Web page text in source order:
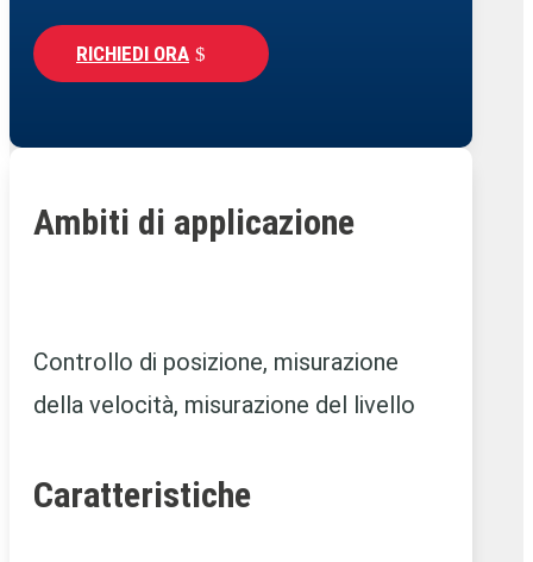
RICHIEDI ORA
Ambiti di applicazione
Controllo di posizione, misurazione
della velocità, misurazione del livello
Caratteristiche